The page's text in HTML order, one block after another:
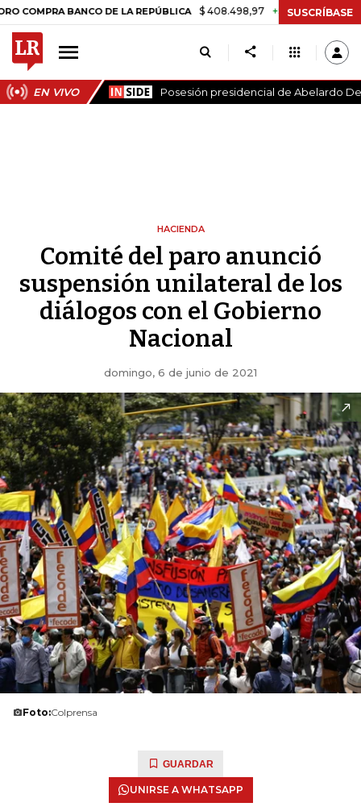
BANCO DE LA REPÚBLICA $ 408.498,97 +$ 8.753,81 +2,19%
SUSCRÍBASE
EN VIVO Posesión presidencial de Abelardo
HACIENDA
Comité del paro anunció
suspensión unilateral de los
diálogos con el Gobierno
Nacional
domingo, 6 de junio de 2021
Foto:Colprensa
GUARDAR
UNIRSE A WHATSAPP